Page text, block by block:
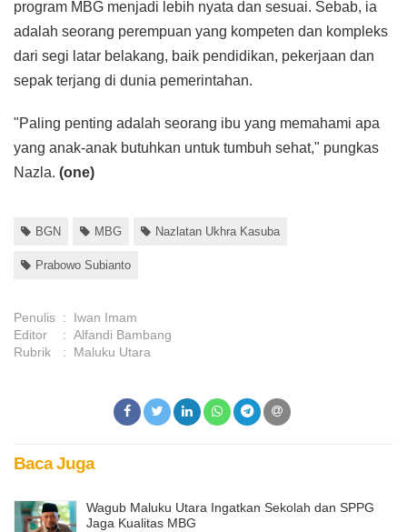
program MBG menjadi lebih nyata dan sesuai. Sebab, ia
adalah seorang perempuan yang kompeten dan kompleks
dari segi latar belakang, baik pendidikan, pekerjaan dan
sepak terjang di dunia pemerintahan.
"Paling penting adalah seorang ibu yang memahami apa
yang anak-anak butuhkan untuk tumbuh sehat," pungkas
Nazla. (one)
BGN MBG Nazlatan Ukhra Kasuba
Prabowo Subianto
Penulis :
Iwan Imam
Editor
: Alfandi Bambang
Rubrik
: Maluku Utara
Baca Juga
Wagub Maluku Utara Ingatkan Sekolah dan SPPG
Jaga Kualitas MBG